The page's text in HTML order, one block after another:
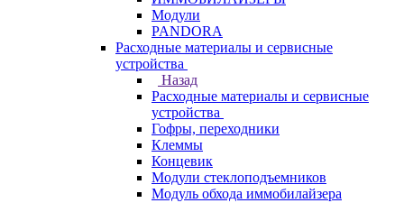
Модули
PANDORA
Расходные материалы и сервисные
устройства
Назад
Расходные материалы и сервисные
устройства
Гофры, переходники
Клеммы
Концевик
Модули стеклоподъемников
Модуль обхода иммобилайзера